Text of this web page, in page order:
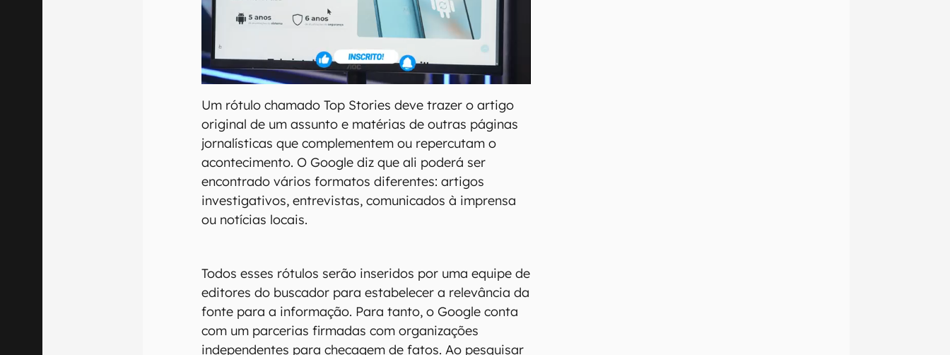
Um rótulo chamado Top Stories deve trazer o artigo
original de um assunto e matérias de outras páginas
jornalísticas que complementem ou repercutam o
acontecimento. O Google diz que ali poderá ser
encontrado vários formatos diferentes: artigos
investigativos, entrevistas, comunicados à imprensa
ou notícias locais.
Todos esses rótulos serão inseridos por uma equipe de
editores do buscador para estabelecer a relevância da
fonte para a informação. Para tanto, o Google conta
com um parcerias firmadas com organizações
independentes para checagem de fatos. Ao pesquisar